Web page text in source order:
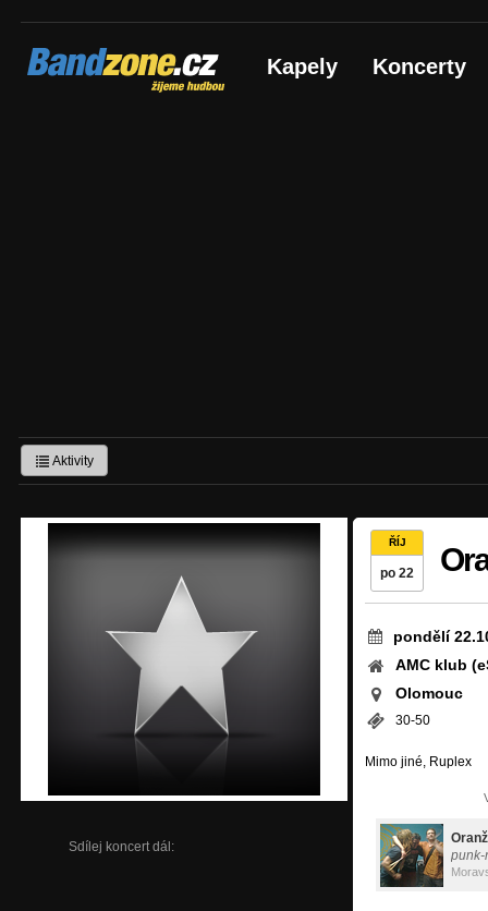
Bandzone.cz
žijeme hudbou Kapely Koncerty
Aktivity
Sdílej koncert dál:
ŘÍJ
po 22
pondělí
AMC klub
Olomouc
30-50
Mimo jiné, Ruplex
punk-